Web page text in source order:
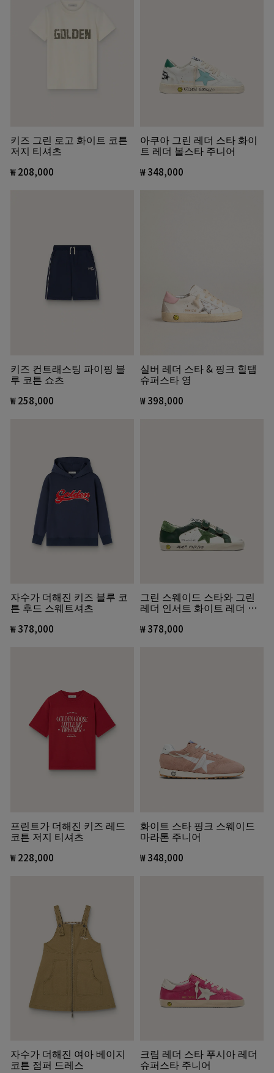
키즈 그린 로고 화이트 코튼
저지 티셔츠
₩ 208,000
아쿠아 그린 레더 스타 화이
트 레더 볼스타 주니어
₩ 348,000
키즈 컨트래스팅 파이핑 블
루 코튼 쇼츠
₩ 258,000
실버 레더 스타 & 핑크 힐탭
슈퍼스타 영
₩ 398,000
자수가 더해진 키즈 블루 코
튼 후드 스웨트셔츠
₩ 378,000
그린 스웨이드 스타와 그린
레더 인서트 화이트 레더 올
₩ 378,000
프린트가 더해진 키즈 레드
코튼 저지 티셔츠
₩ 228,000
화이트 스타 핑크 스웨이드
마라톤 주니어
₩ 348,000
자수가 더해진 여아 베이지
코튼 점퍼 드레스
크림 레더 스타 푸시아 레더
슈퍼스타 주니어